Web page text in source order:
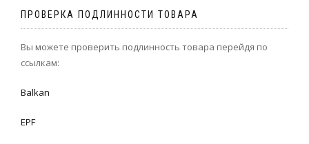
ПРОВЕРКА ПОДЛИННОСТИ ТОВАРА
Вы можете проверить подлинность товара перейдя по
ссылкам:
Balkan
EPF